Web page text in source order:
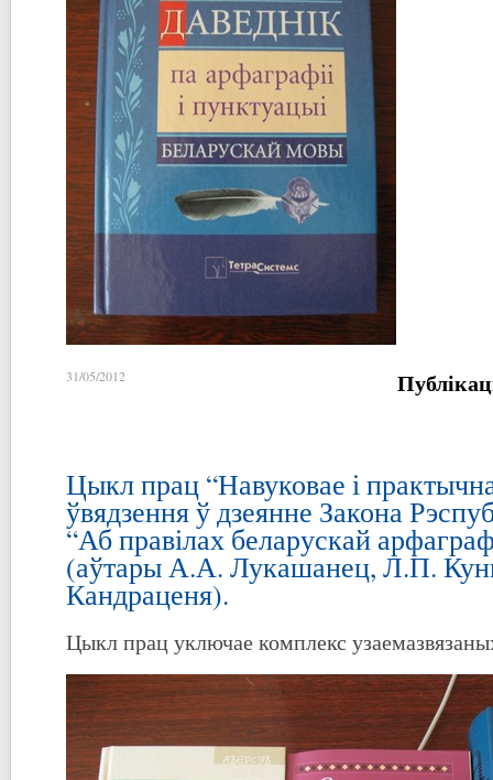
31/05/2012
Цыкл прац “Навуковае і
ўвядзення ў дзеянне Закона
“Аб правілах беларускай
(аўтары А.А. Лукашанец, Л.П.
Кандраценя).
Цыкл прац уключае комплекс